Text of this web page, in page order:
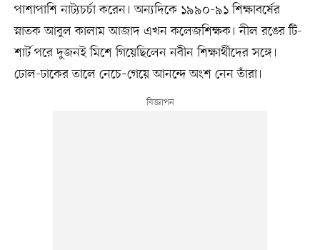
পাশাপাশি নাট্যচর্চা করেন। অন্যদিকে ১৯৯০-৯১ শিক্ষাবর্ষের
স্নাতক আবুল কালাম আজাদ এখন কলেজশিক্ষক। নীল রঙের টি-
শার্ট পরে দুজনই মিশে গিয়েছিলেন নবীন শিক্ষার্থীদের সঙ্গে।
ঢোল-ঢাকের তালে নেচে–গেয়ে আনন্দে অংশ নেন তাঁরা।